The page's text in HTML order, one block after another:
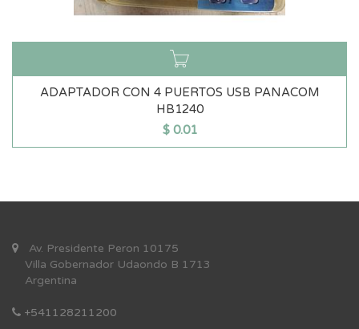
ADAPTADOR CON 4 PUERTOS USB PANACOM
HB1240
$ 0.01
Av. Presidente Peron 10175
Villa Gobernador Udaondo B 1713
Argentina
+541128211200